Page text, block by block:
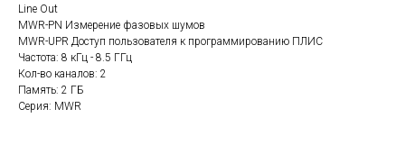
Line Out
MWR-PN Измерение фазовых шумов
MWR-UPR Доступ пользователя к программированию ПЛИС
Частота: 8 кГц - 8.5 ГГц
Кол-во каналов: 2
Память: 2 ГБ
Серия: MWR